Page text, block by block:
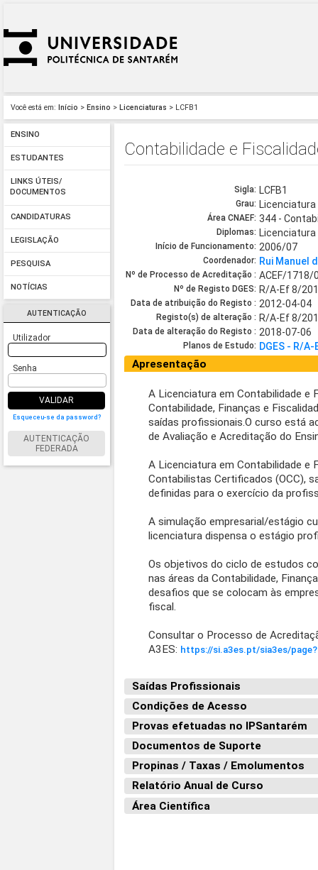
Você está em: Início > Ensino > Licenciaturas > LCFB1
ENSINO
ESTUDANTES
LINKS ÚTEIS/
DOCUMENTOS
CANDIDATURAS
LEGISLAÇÃO
PESQUISA
NOTÍCIAS
AUTENTICAÇÃO
Utilizador
Senha
VALIDAR
Esqueceu-se da password?
AUTENTICAÇÃO
FEDERADA
Contabilidade e
Sigla: LCFB1
Grau: Licenciatura
Área CNAEF: 344 -
Diplomas: Licenciatura
Início de Funcionamento: 2006/07
Coordenador: Rui Manuel
Nº de Processo de Acreditação : ACEF/1718/
Nº de Registo DGES: R/A-Ef 8/
Data de atribuição do Registo : 2012-04-04
Registo(s) de alteração : R/A-Ef 8/
Data de alteração do Registo : 2018-07-06
Planos de Estudo: DGES - R/
Apresentação
A Licenciatura em Contabilidade e
Contabilidade, Finanças e
saídas profissionais.O curso está
de Avaliação e Acreditação do
A Licenciatura em Contabilidade e
Contabilistas Certificados (OCC),
definidas para o exercício da
A simulação empresarial/estágio
licenciatura dispensa o estágio
Os objetivos do ciclo de estudos
nas áreas da Contabilidade,
desafios que se colocam às
fiscal.
Consultar o Processo de
A3ES: https://si.a3es.pt/sia3es/
Saídas Profissionais
Condições de Acesso
Provas efetuadas no IPSantarém
Documentos de Suporte
Propinas / Taxas / Emolumentos
Relatório Anual de Curso
Área Científica